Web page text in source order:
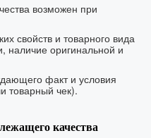
возможен при
свойств и товарного вида
наличие оригинальной и
факт и условия
товарный чек).
качества